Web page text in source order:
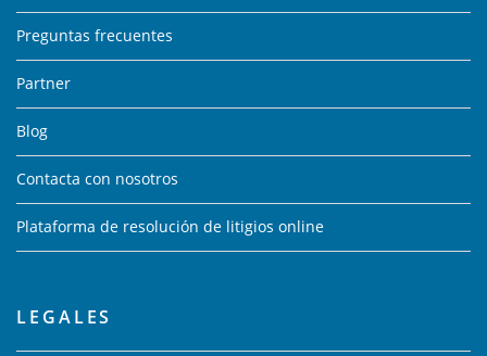
Preguntas frecuentes
Partner
Blog
Contacta con nosotros
Plataforma de resolución de litigios online
LEGALES